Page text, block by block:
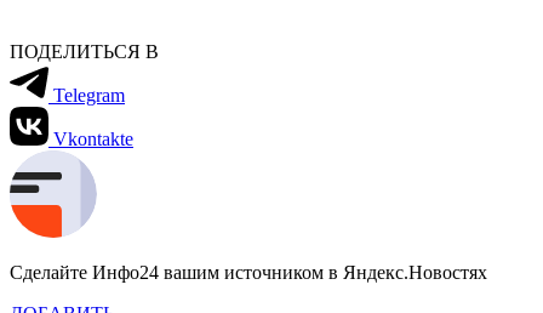
ПОДЕЛИТЬСЯ В
Telegram
Vkontakte
Сделайте Инфо24 вашим источником в Яндекс.Новостях